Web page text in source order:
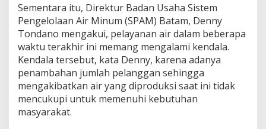
Sementara itu, Direktur Badan Usaha Sistem
Pengelolaan Air Minum (SPAM) Batam, Denny
Tondano mengakui, pelayanan air dalam beberapa
waktu terakhir ini memang mengalami kendala.
Kendala tersebut, kata Denny, karena adanya
penambahan jumlah pelanggan sehingga
mengakibatkan air yang diproduksi saat ini tidak
mencukupi untuk memenuhi kebutuhan
masyarakat.